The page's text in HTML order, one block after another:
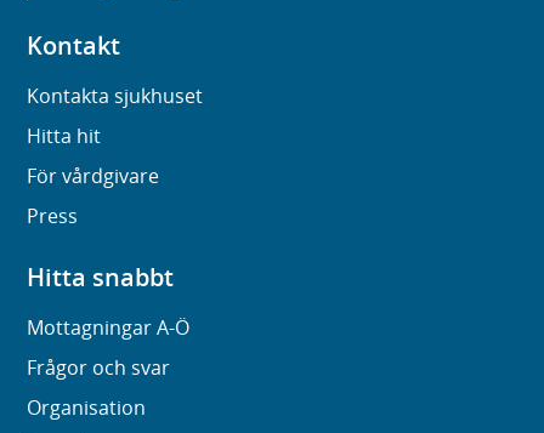
Kontakt
Kontakta sjukhuset
Hitta hit
För vårdgivare
Press
Hitta snabbt
Mottagningar A-Ö
Frågor och svar
Organisation